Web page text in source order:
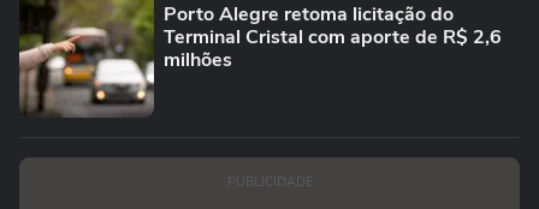
Porto Alegre retoma licitação do
Terminal Cristal com aporte de R$ 2,6
milhões
PUBLICIDADE